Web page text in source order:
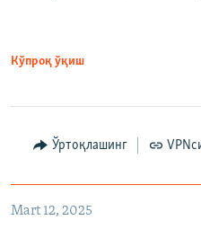
Кўпроқ ўқиш
Ўртоқлашинг
Mart 12, 2025